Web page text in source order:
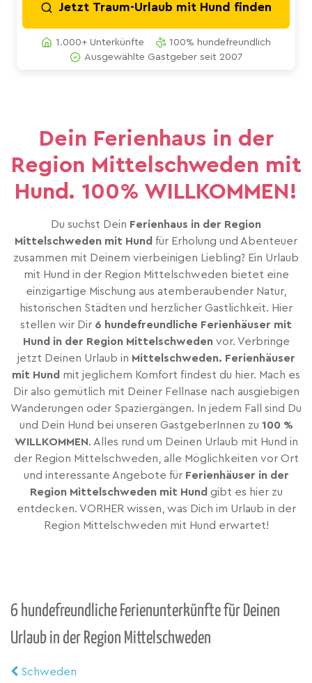
Jetzt Traum-Urlaub mit Hund finden
1.000+ Unterkünfte
100% hundefreundlich
Ausgewählte Gastgeber seit 2007
Dein Ferienhaus in der
Region Mittelschweden mit
Hund. 100% WILLKOMMEN!
Du suchst Dein Ferienhaus in der Region
Mittelschweden mit Hund für Erholung und Abenteuer
zusammen mit Deinem vierbeinigen Liebling? Ein Urlaub
mit Hund in der Region Mittelschweden bietet eine
einzigartige Mischung aus atemberaubender Natur,
historischen Städten und herzlicher Gastlichkeit. Hier
stellen wir Dir 6 hundefreundliche Ferienhäuser mit
Hund in der Region Mittelschweden vor. Verbringe
jetzt Deinen Urlaub in Mittelschweden. Ferienhäuser
mit Hund mit jeglichem Komfort findest du hier. Mach es
Dir also gemütlich mit Deiner Fellnase nach ausgiebigen
Wanderungen oder Spaziergängen. In jedem Fall sind Du
und Dein Hund bei unseren GastgeberInnen zu 100 %
WILLKOMMEN. Alles rund um Deinen Urlaub mit Hund in
der Region Mittelschweden, alle Möglichkeiten vor Ort
und interessante Angebote für Ferienhäuser in der
Region Mittelschweden mit Hund gibt es hier zu
entdecken. VORHER wissen, was Dich im Urlaub in der
Region Mittelschweden mit Hund erwartet!
6 hundefreundliche Ferienunterkünfte für Deinen
Urlaub in der Region Mittelschweden
Schweden